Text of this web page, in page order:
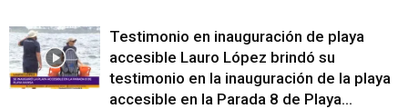
Testimonio en inauguración de playa
accesible Lauro López brindó su
testimonio en la inauguración de la playa
accesible en la Parada 8 de Playa...